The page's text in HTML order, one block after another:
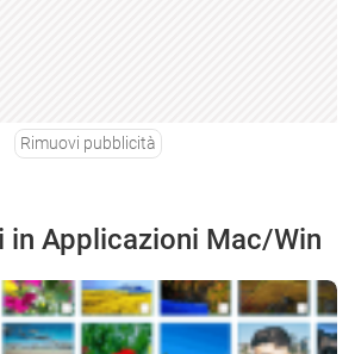
Rimuovi pubblicità
Applicazioni Mac/Win